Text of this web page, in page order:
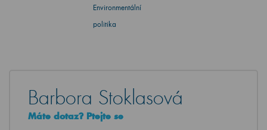
Environmentální
politika
Barbora Stoklasová
Máte dotaz? Ptejte se